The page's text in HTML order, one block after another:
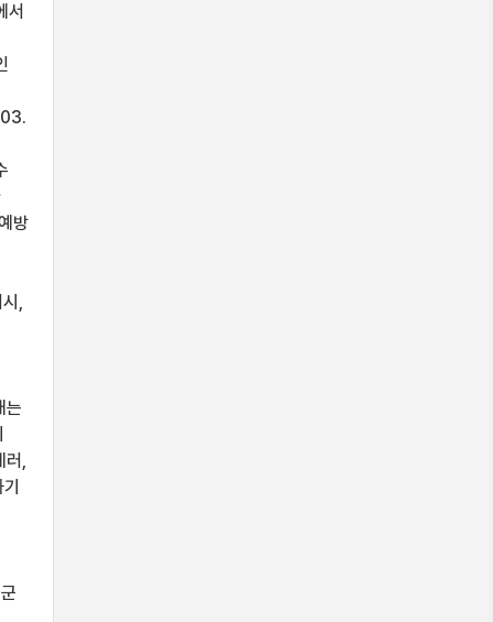
서
방
,
는
러,